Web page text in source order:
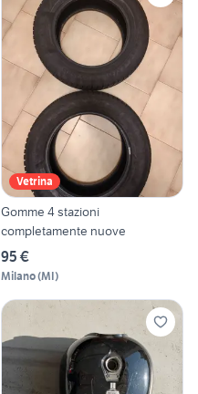
Vetrina
Gomme 4 stazioni
completamente nuove
95 €
Milano(MI)